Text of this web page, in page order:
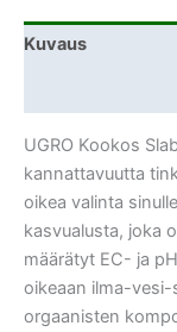
Kuvaus
UGRO Kookos
kannattavuutta
oikea valinta
kasvualusta, joka
määrätyt EC- ja
oikeaan ilma-
orgaanisten